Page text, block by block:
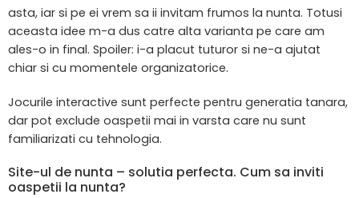
asta, iar si pe ei vrem sa ii invitam frumos la nunta. Totusi
aceasta idee m-a dus catre alta varianta pe care am
ales-o in final. Spoiler: i-a placut tuturor si ne-a ajutat
chiar si cu momentele organizatorice.
Jocurile interactive sunt perfecte pentru generatia tanara,
dar pot exclude oaspetii mai in varsta care nu sunt
familiarizati cu tehnologia.
Site-ul de nunta – solutia perfecta. Cum sa inviti
oaspetii la nunta?